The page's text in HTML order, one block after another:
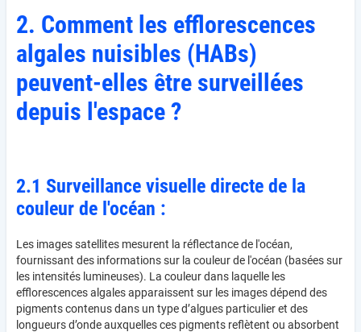
2. Comment les efflorescences
algales nuisibles (HABs)
peuvent-elles être surveillées
depuis l'espace ?
2.1 Surveillance visuelle directe de la
couleur de l'océan :
Les images satellites mesurent la réflectance de l'océan,
fournissant des informations sur la couleur de l'océan (basées sur
les intensités lumineuses). La couleur dans laquelle les
efflorescences algales apparaissent sur les images dépend des
pigments contenus dans un type d’algues particulier et des
longueurs d’onde auxquelles ces pigments reflètent ou absorbent